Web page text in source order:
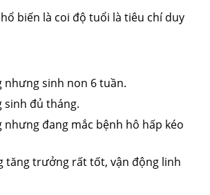
biến là coi độ tuổi là tiêu chí duy
nhưng sinh non 6 tuần.
sinh đủ tháng.
nhưng đang mắc bệnh hô hấp kéo
tăng trưởng rất tốt, vận động linh